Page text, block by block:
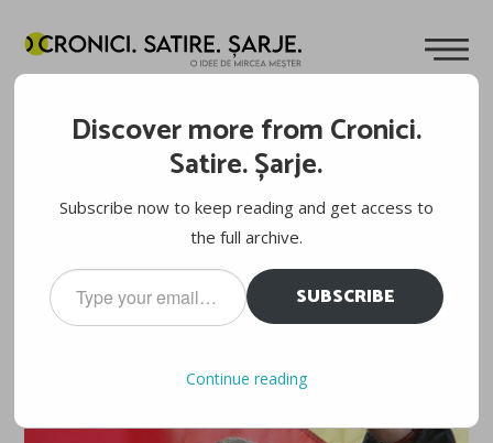
Cuvinte de Mircea Meșter 30.11.2010
Cu ocazia zilei ţării mele iubite, vă urez tuturor un călduros
şi plin de iubire “La mulţi ani!”
Discover more from Cronici.
Satire. Șarje.
Subscribe now to keep reading and get access to
the full archive.
Type
your
email…
SUBSCRIBE
Continue reading